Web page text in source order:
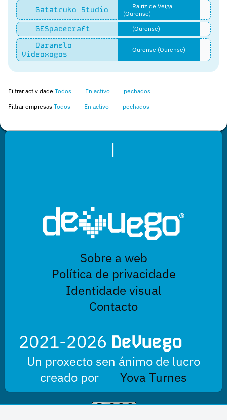
Gatatruko Studio
Rairiz de Veiga
(Ourense)
GESpacecraft (Ourense)
Qaramelo
Videoxogos
Ourense (Ourense)
Filtrar actividade Todos En activo
pechados
Filtrar empresas Todos En activo pechados
|
Sobre a web
Política de privacidade
Identidade visual
Contacto
2021-2026 DeVuego
Un proxecto sen ánimo de lucro
creado por
Yova Turnes